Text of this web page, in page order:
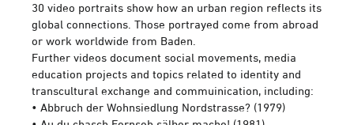
30 video portraits show how an urban region reflects its
global connections. Those portrayed come from abroad
or work worldwide from Baden.
Further videos document social movements, media
education projects and topics related to identity and
transcultural exchange and commuinication, including:
• Abbruch der Wohnsiedlung Nordstrasse? (1979)